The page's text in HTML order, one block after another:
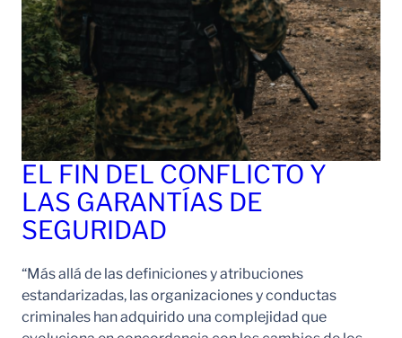
EL FIN DEL CONFLICTO Y
LAS GARANTÍAS DE
SEGURIDAD
“Más allá de las definiciones y atribuciones
estandarizadas, las organizaciones y conductas
criminales han adquirido una complejidad que